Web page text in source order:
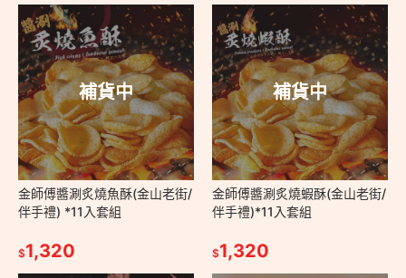
補貨中
金師傅醬涮炙燒魚酥(金山老街/
伴手禮) *11入套組
$1,320
補貨中
金師傅醬涮炙燒蝦酥(金山老街/
伴手禮)*11入套組
$1,320